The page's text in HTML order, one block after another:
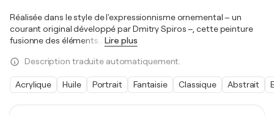
Réalisée dans le style de l'expressionnisme ornemental – un
courant original développé par Dmitry Spiros –, cette peinture
fusionne des éléments… Lire plus
Description traduite automatiquement.
Acrylique Huile Portrait Fantaisie Classique Abstrait